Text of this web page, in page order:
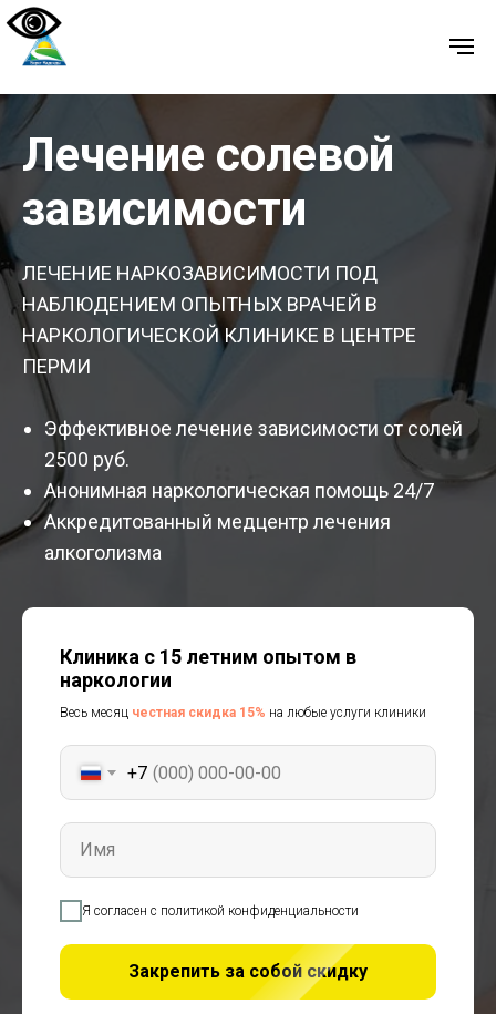
Лечение солевой
зависимости
ЛЕЧЕНИЕ НАРКОЗАВИСИМОСТИ ПОД
НАБЛЮДЕНИЕМ ОПЫТНЫХ ВРАЧЕЙ В
НАРКОЛОГИЧЕСКОЙ КЛИНИКЕ В ЦЕНТРЕ
ПЕРМИ
Эффективное лечение зависимости от солей
2500 руб.
Анонимная наркологическая помощь 24/7
Аккредитованный медцентр лечения
алкоголизма
Клиника с 15 летним опытом в
наркологии
Весь месяц честная скидка 15% на любые услуги клиники
+7
Имя
Я согласен с политикой конфиденциальности
Закрепить за собой скидку